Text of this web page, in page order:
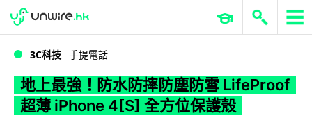
WWDC 2026 ERP 與商業 AI
3C科技 手提電話
地上最強！防水防摔防塵防雪 LifeProof
超薄 iPhone 4[S] 全方位保護殼